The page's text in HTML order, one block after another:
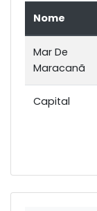
Nome
Mar De
Maracanã
Capital